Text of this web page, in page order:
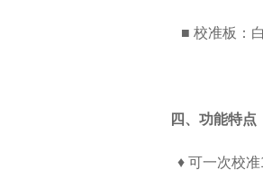
■ 校准板：
四、功能特点
♦ 可一次校